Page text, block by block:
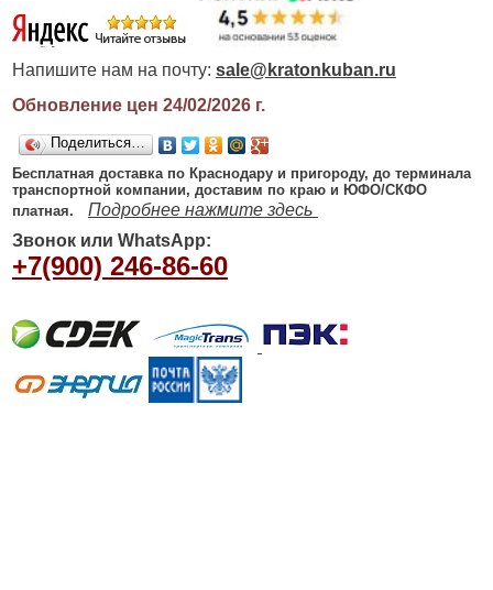
Напишите нам на почту: sale@kratonkuban.ru
Обновление цен 24/02/2026г.
Поделиться…
Бесплатная доставка по Краснодару и пригороду, до терминала
транспортной компании, доставим по краю и ЮФО/СКФО
платная.
Подробнее нажмите здесь
Звонок или WhatsApp:
+7(900) 246-86-60